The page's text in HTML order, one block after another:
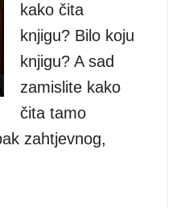
kako čita
knjigu? Bilo koju
knjigu? A sad
zamislite kako
čita tamo
zahtjevnog,